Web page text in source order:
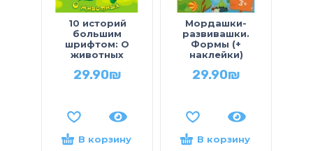
10 историй
большим
шрифтом: О
животных
29.90₪
В корзину
Мордашки-
развивашки.
Формы (+
наклейки)
29.90₪
В корзину